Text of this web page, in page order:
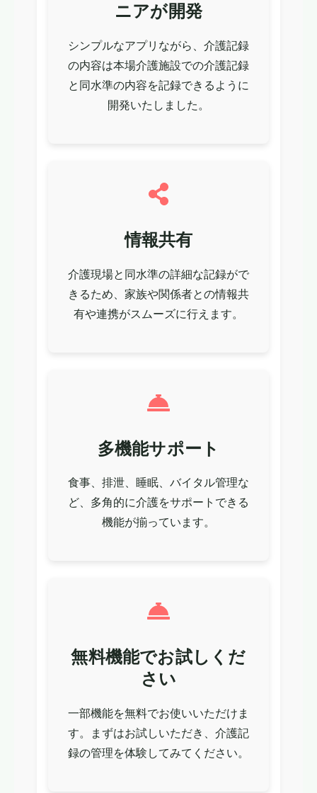
ニアが開発
シンプルなアプリながら、介護記録
の内容は本場介護施設での介護記録
と同水準の内容を記録できるように
開発いたしました。
情報共有
介護現場と同水準の詳細な記録がで
きるため、家族や関係者との情報共
有や連携がスムーズに行えます。
多機能サポート
食事、排泄、睡眠、バイタル管理な
ど、多角的に介護をサポートできる
機能が揃っています。
無料機能でお試しくだ
さい
一部機能を無料でお使いいただけま
す。まずはお試しいただき、介護記
録の管理を体験してみてください。